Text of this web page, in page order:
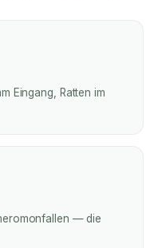
Eingang, Ratten im
— die